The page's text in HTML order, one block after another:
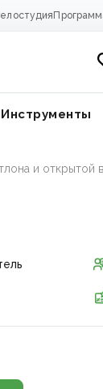
Инструменты
и открытой